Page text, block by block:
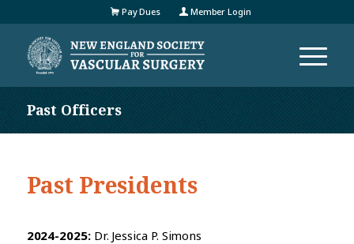
Pay Dues Member Login
Past Officers
Past Presidents
2024-2025:Dr. Jessica P. Simons